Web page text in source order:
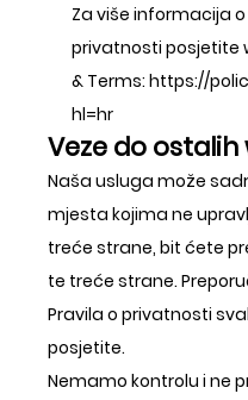
Za više informacija
privatnosti posjetite
& Terms: https://
hl=hr
Veze do
Naša usluga može
mjesta kojima ne
treće strane, bit ćete
te treće strane.
Pravila o privatnosti
posjetite.
Nemamo kontrolu i ne